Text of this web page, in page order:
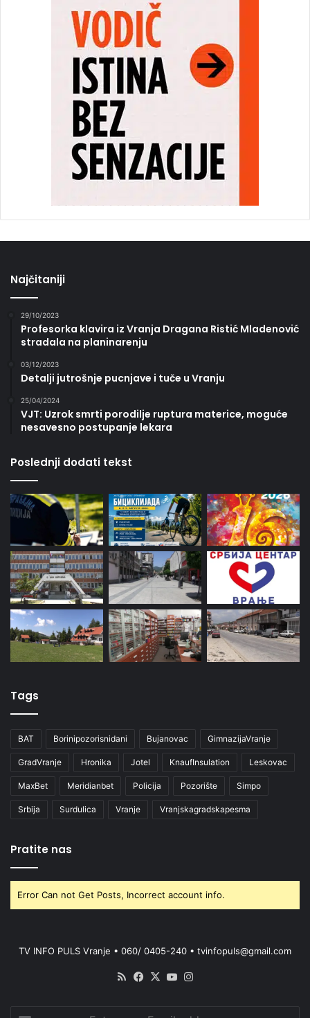
Najčitaniji
29/10/2023
Profesorka klavira iz Vranja Dragana Ristić Mladenović
stradala na planinarenju
03/12/2023
Detalji jutrošnje pucnjave i tuče u Vranju
25/04/2024
VJT: Uzrok smrti porodilje ruptura materice, moguće
nesavesno postupanje lekara
Poslednji dodati tekst
Tags
BAT Borinipozorisnidani Bujanovac GimnazijaVranje
GradVranje Hronika Jotel KnaufInsulation Leskovac
MaxBet Meridianbet Policija Pozorište Simpo
Srbija Surdulica Vranje Vranjskagradskapesma
Pratite nas
Error Can not Get Posts, Incorrect account info.
TV INFO PULS Vranje • 060/ 0405-240 • tvinfopuls@gmail.com
RSS Facebook
X YouTube